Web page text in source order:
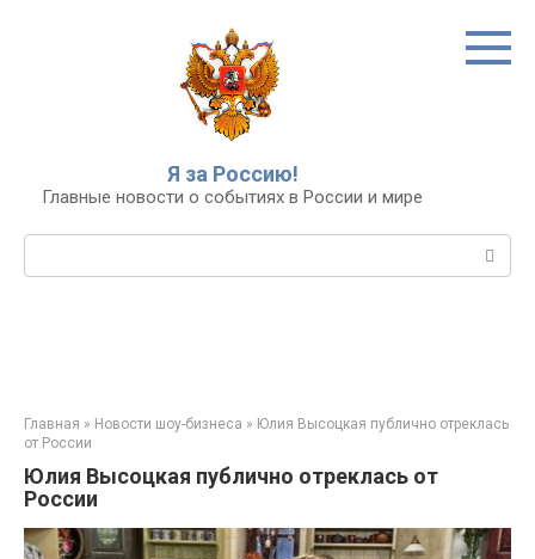
Я за Россию!
Главные новости о событиях в России и мире
Главная » Новости шоу-бизнеса » Юлия Высоцкая публично отреклась
от России
Юлия Высоцкая публично отреклась от
России